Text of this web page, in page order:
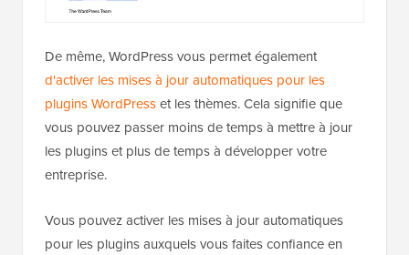
De même, WordPress vous permet également
d'activer les mises à jour automatiques pour les
plugins WordPresset les thèmes. Cela signifie que
vous pouvez passer moins de temps à mettre à jour
les plugins et plus de temps à développer votre
entreprise.
Vous pouvez activer les mises à jour automatiques
pour les plugins auxquels vous faites confiance en